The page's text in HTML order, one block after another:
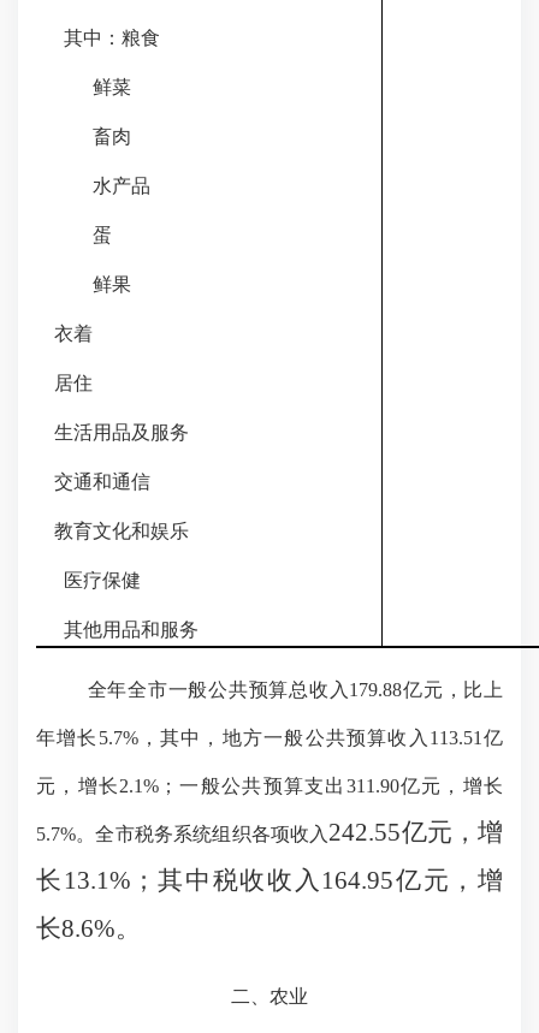
其中：粮食
鲜菜
畜肉
水产品
蛋
鲜果
衣着
居住
生活用品及服务
交通和通信
教育文化和娱乐
医疗保健
其他用品和服务
全年全市一般公共预算总收入 179.88亿元，比上
年增长 5.7%，其中，地方一般公共预算收入 113.51亿
元 ，增长2.1% ；一般公共预算支出 311.90亿元，增长
5.7%。全市税务系统组织各项收入 242.55亿元，增
长13.1%；其中税收收入164.95亿元，增
长8.6%。
二、农业